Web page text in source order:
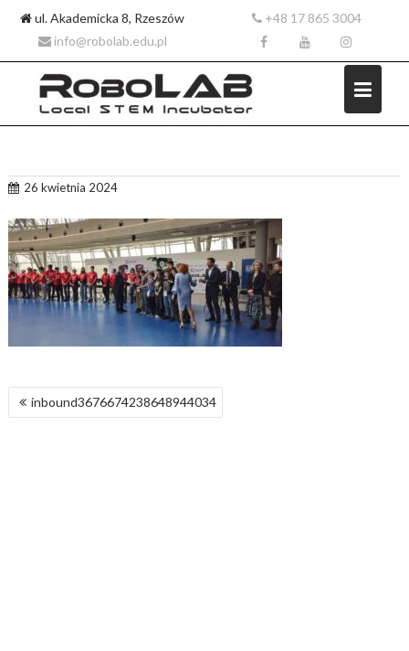
Skip
content
ul. Akademicka 8, Rzeszów
+48 17 865 3004
info@robolab.edu.pl
26 kwietnia 2024
NAWIGACJA
WPISU
inbound3676674238648944034